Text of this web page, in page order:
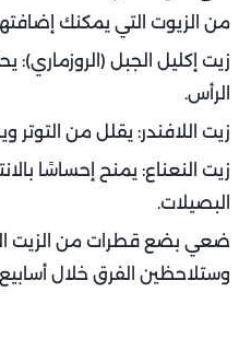
من الزيوت التي يمكنك
زيت إكليل الجبل (الروزماري):
الرأس.
زيت اللافندر: يقلل من
زيت النعناع: يمنح إحساسًا
البصيلات.
ضعي بضع قطرات من الزيت
وستلاحظين الفرق خلال